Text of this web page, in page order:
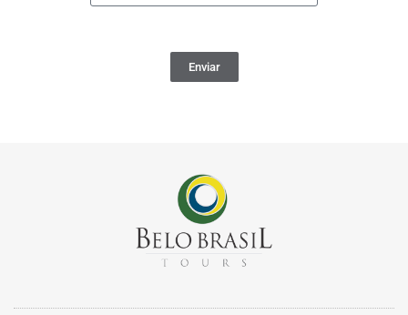
Enviar